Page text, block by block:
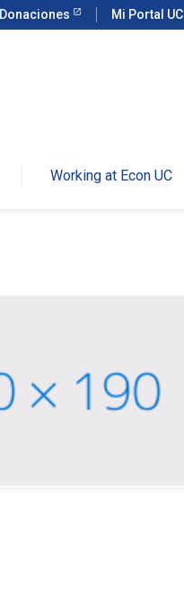
Donaciones Mi Portal UC
Working at Econ UC